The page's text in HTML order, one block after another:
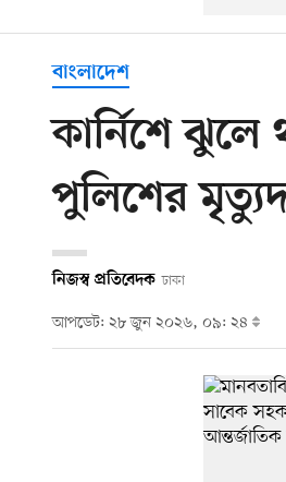
বাংলাদেশ
কার্নিশে
পুলিশের
নিজস্ব প্রতিবেদক ঢাকা
আপডেট: ২৮ জুন ২০২৬, ০৯: ২৪